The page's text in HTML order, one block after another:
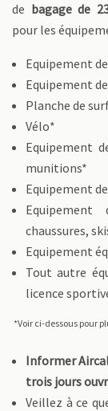
de bagage de
pour les
Equipement
Equipement
Planche de
Vélo*
Equipement
munitions*
Equipement
chaussures,
Equipement
Tout autre
licence
*Voir ci-dessous pour
Informer
trois jours
Veillez à ce